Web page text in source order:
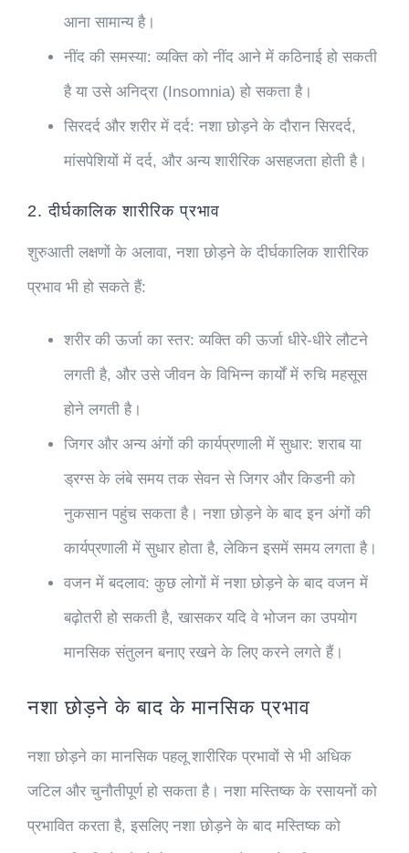
आना सामान्य है।
नींद की समस्या: व्यक्ति को नींद आने में कठिनाई हो सकती
है या उसे अनिद्रा (Insomnia) हो सकता है।
सिरदर्द और शरीर में दर्द: नशा छोड़ने के दौरान सिरदर्द,
मांसपेशियों में दर्द, और अन्य शारीरिक असहजता होती है।
2. दीर्घकालिक शारीरिक प्रभाव
शुरुआती लक्षणों के अलावा, नशा छोड़ने के दीर्घकालिक शारीरिक
प्रभाव भी हो सकते हैं:
शरीर की ऊर्जा का स्तर: व्यक्ति की ऊर्जा धीरे-धीरे लौटने
लगती है, और उसे जीवन के विभिन्न कार्यों में रुचि महसूस
होने लगती है।
जिगर और अन्य अंगों की कार्यप्रणाली में सुधार: शराब या
ड्रग्स के लंबे समय तक सेवन से जिगर और किडनी को
नुकसान पहुंच सकता है। नशा छोड़ने के बाद इन अंगों की
कार्यप्रणाली में सुधार होता है, लेकिन इसमें समय लगता है।
वजन में बदलाव: कुछ लोगों में नशा छोड़ने के बाद वजन में
बढ़ोतरी हो सकती है, खासकर यदि वे भोजन का उपयोग
मानसिक संतुलन बनाए रखने के लिए करने लगते हैं।
नशा छोड़ने के बाद के मानसिक प्रभाव
नशा छोड़ने का मानसिक पहलू शारीरिक प्रभावों से भी अधिक
जटिल और चुनौतीपूर्ण हो सकता है। नशा मस्तिष्क के रसायनों को
प्रभावित करता है, इसलिए नशा छोड़ने के बाद मस्तिष्क को